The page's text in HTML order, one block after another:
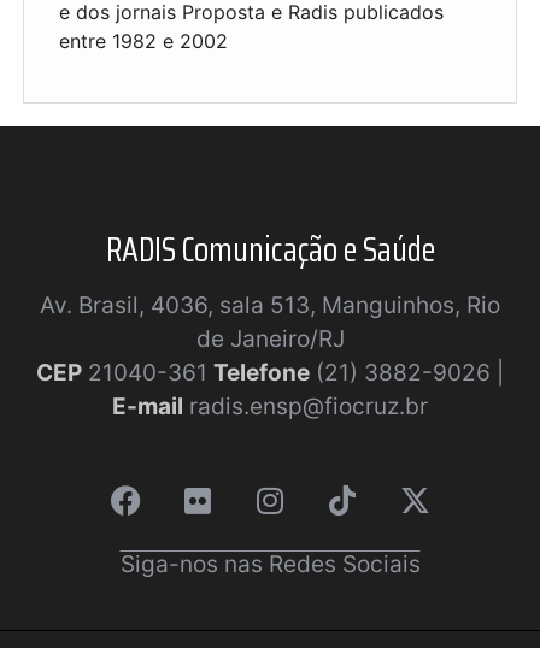
e dos jornais Proposta e Radis publicados
entre 1982 e 2002
RADIS Comunicação e Saúde
Av. Brasil, 4036, sala 513, Manguinhos, Rio
de Janeiro/RJ
CEP 21040-361 Telefone (21) 3882-9026 |
E-mail radis.ensp@fiocruz.br
Siga-nos nas Redes Sociais